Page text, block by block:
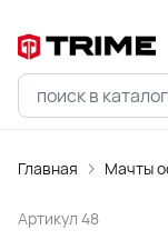
Главная Мачты
Артикул 48